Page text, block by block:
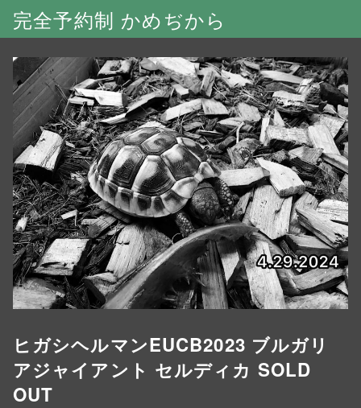
完全予約制 かめぢから
ヒガシヘルマンEUCB2023 ブルガリ
アジャイアント セルディカ SOLD
OUT